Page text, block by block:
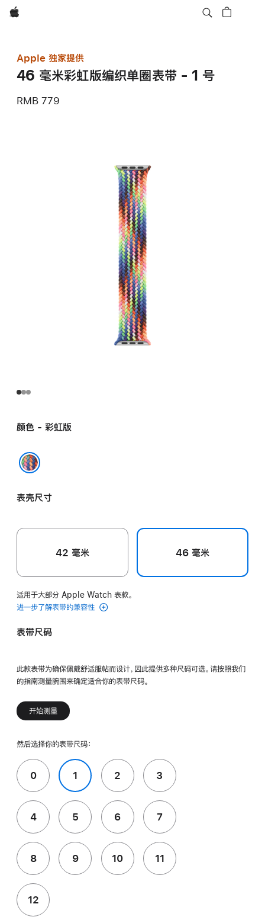
Apple
Apple 独家提供
46 毫米彩虹版编织单圈表带 - 1 号
RMB 779
颜色 - 彩虹版
表壳尺寸
42 毫米 46 毫米
适用于大部分 Apple Watch 表款。
进一步了解表带的兼容性
表带尺码
此款表带为确保佩戴舒适服帖而设计，因此提供多种尺码可选。请按照我们
的指南测量腕围来确定适合你的表带尺码。
开始测量
然后选择你的表带尺码：
0 1 2 3
4 5 6 7
8 9 10 11
12